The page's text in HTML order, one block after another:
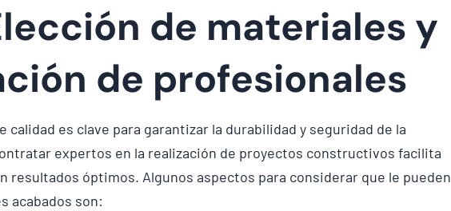
de materiales y
de profesionales
calidad es clave para garantizar la durabilidad y seguridad de la
expertos en la realización de proyectos constructivos facilita
resultados óptimos. Algunos aspectos para considerar que le pueden
acabados son: